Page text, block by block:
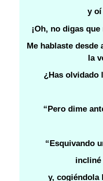
y oí
¡Oh, no digas
Me hablaste desde
la
¿Has olvidado
“Pero dime
“Esquivando
incliné
y, cogiéndola